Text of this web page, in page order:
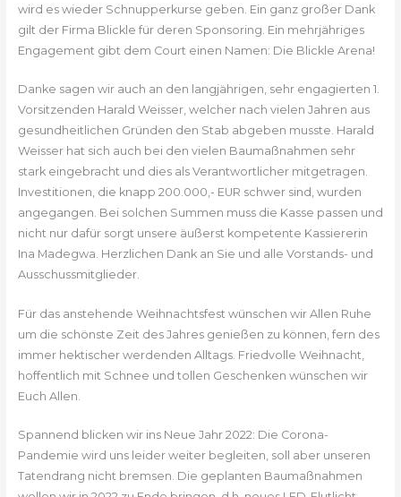
wird es wieder Schnupperkurse geben. Ein ganz großer Dank
gilt der Firma Blickle für deren Sponsoring. Ein mehrjähriges
Engagement gibt dem Court einen Namen: Die Blickle Arena!
Danke sagen wir auch an den langjährigen, sehr engagierten 1.
Vorsitzenden Harald Weisser, welcher nach vielen Jahren aus
gesundheitlichen Gründen den Stab abgeben musste. Harald
Weisser hat sich auch bei den vielen Baumaßnahmen sehr
stark eingebracht und dies als Verantwortlicher mitgetragen.
Investitionen, die knapp 200.000,- EUR schwer sind, wurden
angegangen. Bei solchen Summen muss die Kasse passen und
nicht nur dafür sorgt unsere äußerst kompetente Kassiererin
Ina Madegwa. Herzlichen Dank an Sie und alle Vorstands- und
Ausschussmitglieder.
Für das anstehende Weihnachtsfest wünschen wir Allen Ruhe
um die schönste Zeit des Jahres genießen zu können, fern des
immer hektischer werdenden Alltags. Friedvolle Weihnacht,
hoffentlich mit Schnee und tollen Geschenken wünschen wir
Euch Allen.
Spannend blicken wir ins Neue Jahr 2022: Die Corona-
Pandemie wird uns leider weiter begleiten, soll aber unseren
Tatendrang nicht bremsen. Die geplanten Baumaßnahmen